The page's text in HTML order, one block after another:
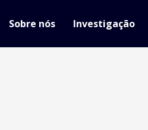
Sobre nós Investigação